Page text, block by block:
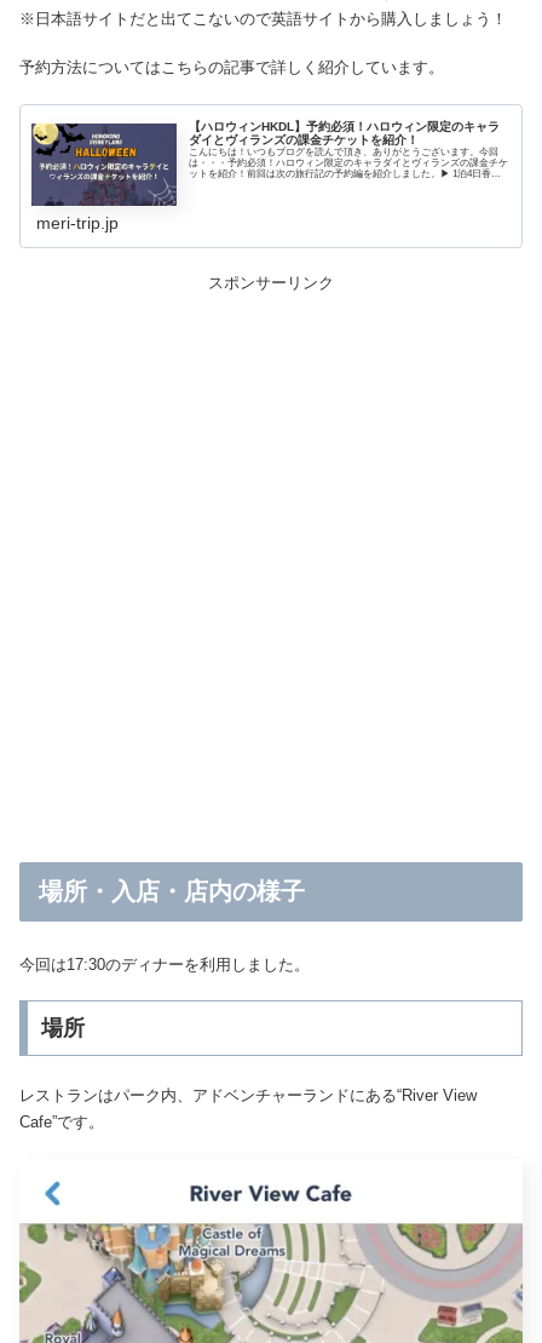
※日本語サイトだと出てこないので英語サイトから購入しましょう！
予約方法についてはこちらの記事で詳しく紹介しています。
【ハロウィンHKDL】予約必須！ハロウィン限定のキャラ
ダイとヴィランズの課金チケットを紹介！
こんにちは！いつもブログを読んで頂き、ありがとうございます。今回
は・・・予約必須！ハロウィン限定のキャラダイとヴィランズの課金チケ
ットを紹介！前回は次の旅行記の予約編を紹介しました。▶ 1泊4日香港
meri-trip.jp
スポンサーリンク
場所・入店・店内の様子
今回は17:30のディナーを利用しました。
場所
レストランはパーク内、アドベンチャーランドにある“River View
Cafe”です。